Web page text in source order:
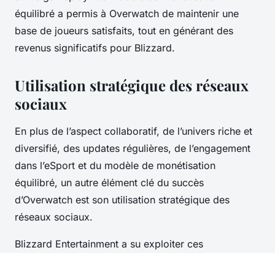
équilibré a permis à Overwatch de maintenir une
base de joueurs satisfaits, tout en générant des
revenus significatifs pour Blizzard.
Utilisation stratégique des réseaux
sociaux
En plus de l’aspect collaboratif, de l’univers riche et
diversifié, des updates régulières, de l’engagement
dans l’eSport et du modèle de monétisation
équilibré, un autre élément clé du succès
d’Overwatch est son utilisation stratégique des
réseaux sociaux.
Blizzard Entertainment a su exploiter ces